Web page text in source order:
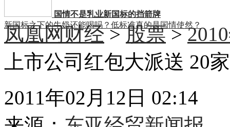
国情不是乳业新国标的挡箭牌
新国标之下的牛奶还能喝吗？低标准真的是国情使然？
凤凰网财经>股票>
上市公司红包大派送 20
2011年02月12日 02:14